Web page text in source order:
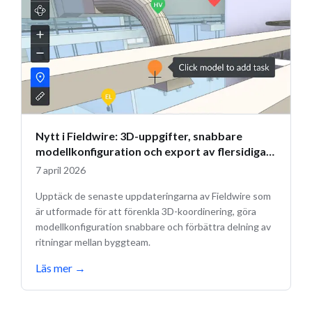
Nytt i Fieldwire: 3D-uppgifter, snabbare
modellkonfiguration och export av flersidiga
ritningar
7 april 2026
Upptäck de senaste uppdateringarna av Fieldwire som
är utformade för att förenkla 3D-koordinering, göra
modellkonfiguration snabbare och förbättra delning av
ritningar mellan byggteam.
Läs mer →